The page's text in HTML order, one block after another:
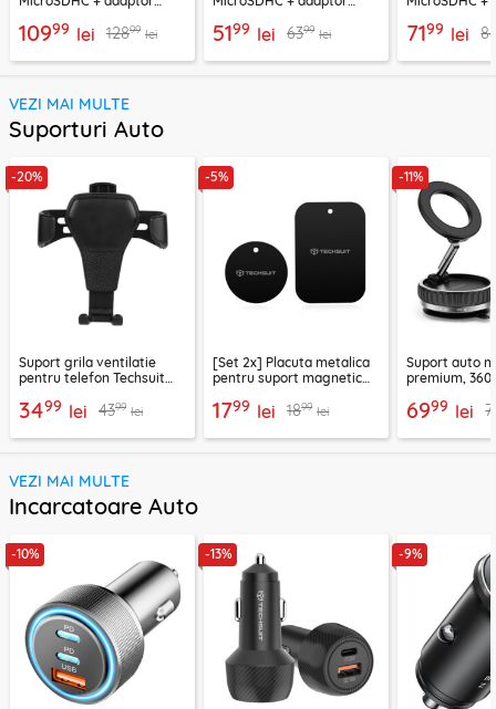
10999 lei 12899 lei 5199 lei 6399 lei 7199 lei
VEZI MAI MULTE
Suporturi Auto
-20%
Suport grila ventilatie
pentru telefon Techsuit
3499 lei 4399 lei
-5%
[Set 2x] Placuta metalica
pentru suport magnetic
negru
1799 lei 1899 lei
-11%
Suport auto
premium,
6999 lei
VEZI MAI MULTE
Incarcatoare Auto
-10% -13% -9%